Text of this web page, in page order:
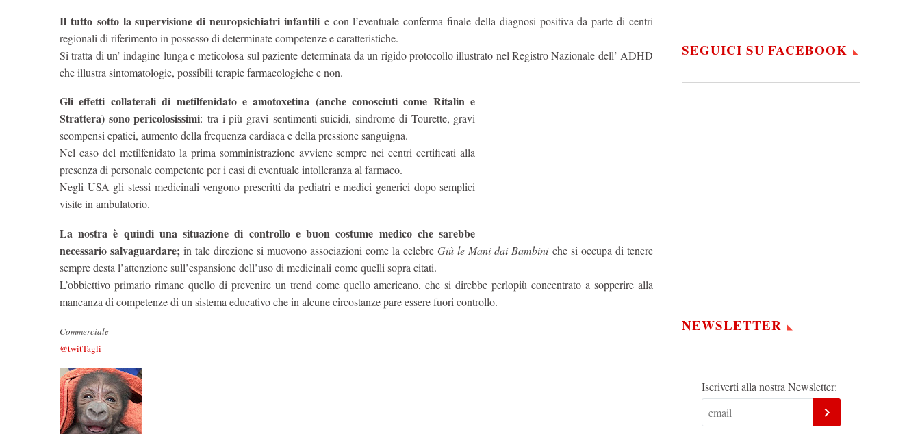
Il tutto sotto la supervisione di neuropsichiatri infantili e con l’eventuale conferma finale della diagnosi positiva da parte di centri
regionali di riferimento in possesso di determinate competenze e caratteristiche.
Si tratta di un’ indagine lunga e meticolosa sul paziente determinata da un rigido protocollo illustrato nel Registro Nazionale dell’ ADHD
che illustra sintomatologie, possibili terapie farmacologiche e non.
Gli effetti collaterali di metilfenidato e amotoxetina (anche conosciuti come Ritalin e
Strattera) sono pericolosissimi: tra i più gravi sentimenti suicidi, sindrome di Tourette, gravi
scompensi epatici, aumento della frequenza cardiaca e della pressione sanguigna.
Nel caso del metilfenidato la prima somministrazione avviene sempre nei centri certificati alla
presenza di personale competente per i casi di eventuale intolleranza al farmaco.
Negli USA gli stessi medicinali vengono prescritti da pediatri e medici generici dopo semplici
visite in ambulatorio.
La nostra è quindi una situazione di controllo e buon costume medico che sarebbe
necessario salvaguardare; in tale direzione si muovono associazioni come la celebreGiù le Mani dai Bambiniche si occupa di tenere
sempre desta l’attenzione sull’espansione dell’uso di medicinali come quelli sopra citati.
L’obbiettivo primario rimane quello di prevenire un trend come quello americano, che si direbbe perlopiù concentrato a sopperire alla
mancanza di competenze di un sistema educativo che in alcune circostanze pare essere fuori controllo.
Commerciale
@twitTagli
SEGUICI SU FACEBOOK
NEWSLETTER
Iscriverti alla nostra Newsletter: